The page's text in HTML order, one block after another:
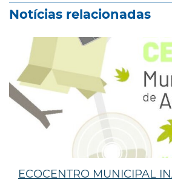
Notícias relacionadas
ECOCENTRO MUNICIPAL